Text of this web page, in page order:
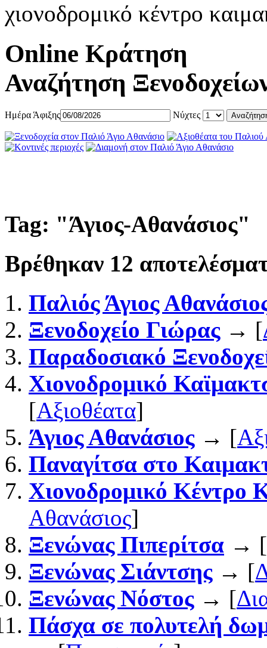
χιονοδρομικό κέντρο
Online Κράτηση
Αναζήτηση
Ημέρα Άφιξης Νύχτες
Tag: "Άγιος-Αθανάσιος"
Βρέθηκαν 12
Παλιός Άγιος
Ξενοδοχείο Γιώρας→ [
Παραδοσιακό
Χιονοδρομικό
[Αξιοθέατα]
Άγιος Αθανάσιος→ [
Παναγίτσα στο
Χιονοδρομικό Κέντρο
Αθανάσιος]
Ξενώνας Πιπερίτσα → [
Ξενώνας Σιάντσης→ [
Ξενώνας Νόστος→ [
Πάσχα σε πολυτελή